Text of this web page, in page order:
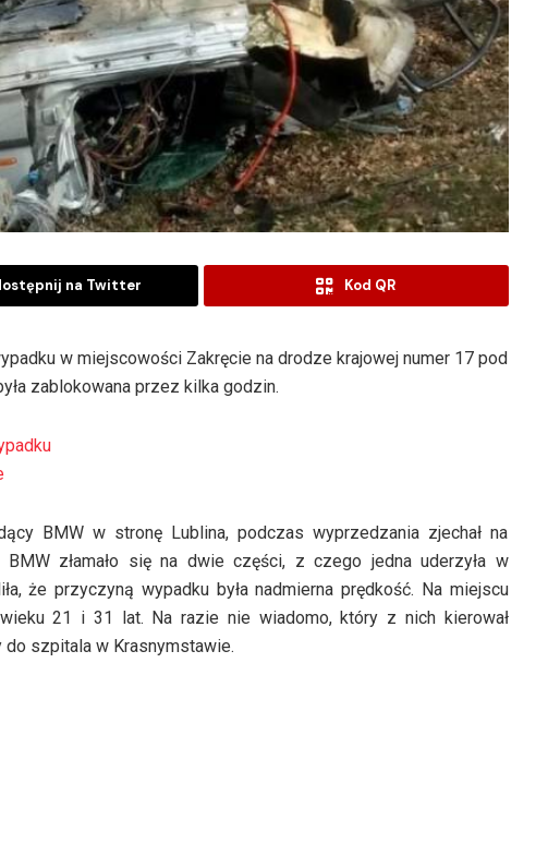
na Twitter Kod QR
w miejscowości Zakręcie na drodze krajowej numer 17 pod
zablokowana przez kilka godzin.
BMW w stronę Lublina, podczas wyprzedzania zjechał na
złamało się na dwie części, z czego jedna uderzyła w
że przyczyną wypadku była nadmierna prędkość. Na miejscu
21 i 31 lat. Na razie nie wiadomo, który z nich kierował
do szpitala w Krasnymstawie.